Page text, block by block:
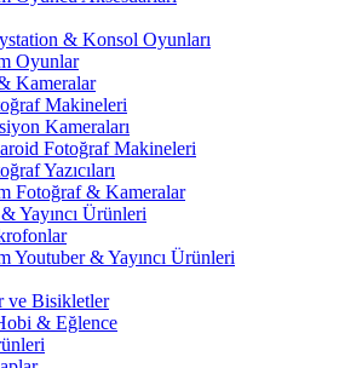
& Konsol Oyunları
Oyunlar
Kameralar
Makineleri
Kameraları
Fotoğraf Makineleri
Yazıcıları
Fotoğraf & Kameralar
Yayıncı Ürünleri
Youtuber & Yayıncı Ürünleri
ve Bisikletler
& Eğlence